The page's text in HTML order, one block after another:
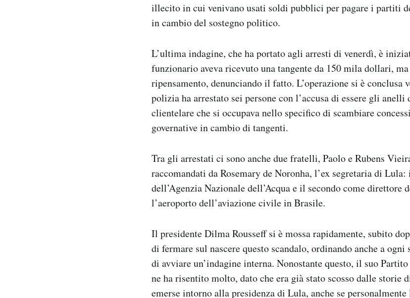
illecito in cui venivano usati soldi pubblici per pagare i partiti
in cambio del sostegno politico.
L’ultima indagine, che ha portato agli arresti di venerdì, è
funzionario aveva ricevuto una tangente da 150 mila dollari,
ripensamento, denunciando il fatto. L’operazione si è conclusa
polizia ha arrestato sei persone con l’accusa di essere gli anelli
clientelare che si occupava nello specifico di scambiare
governative in cambio di tangenti.
Tra gli arrestati ci sono anche due fratelli, Paolo e Rubens
raccomandati da Rosemary de Noronha, l’ex segretaria di
dell’Agenzia Nazionale dell’Acqua e il secondo come direttore
l’aeroporto dell’aviazione civile in Brasile.
Il presidente Dilma Rousseff si è mossa rapidamente, subito
di fermare sul nascere questo scandalo, ordinando anche a
di avviare un’indagine interna. Nonostante questo, il suo
ne ha risentito molto, dato che era già stato scosso dalle storie
emerse intorno alla presidenza di Lula, anche se